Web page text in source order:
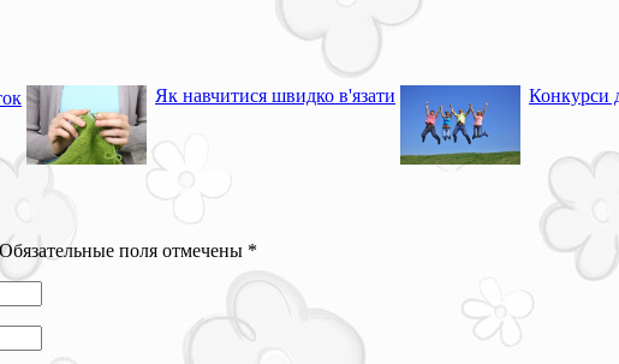
Як навчитися швидко в'язати Конкурси
поля отмечены *